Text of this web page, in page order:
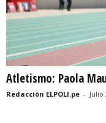
Atletismo: Paola
Redacción ELPOLI.pe - Julio